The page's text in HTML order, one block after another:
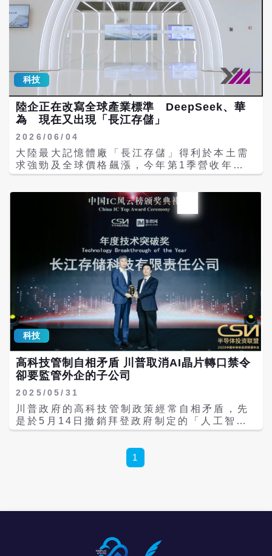
國形成依賴。 《金融時報》日前披露，蘋果正
測試長鑫存儲生產的記憶體晶片，規劃用於中
國市場銷售的裝置，並牽頭遊說華府，希望放
寬使用長鑫存儲產品的限制。知情人士指出，
蘋果執行長庫克（Tim Cook）更親自向美國
財政部長貝森特（Scott Bessent）等川普政
府官員尋求支持，希望降低與長鑫存儲、長江
存儲合作可能引發的政治風險。不過，目前雙
方仍在磋商，尚未達成最終採購協議。 五角大
廈今年稍早已將長鑫存儲列入「中國軍事企
業」（Chinese Military Companies）黑
名單。雖然這項名單並未禁止蘋果採購長鑫存
儲晶片，但將大幅提高相關合作的政治風險。
穆勒納爾等人致函商務部長盧特尼克
（Howard Lutnick）指出，依賴中國記憶體
安全造成不可接受的風險」。 根據《金融時
報》取得的信函內容，穆勒納爾表示：「中國
主要記憶體製造商皆與中國軍方關係密切，美
國企業每採購一次中國記憶體晶片，就是直接
資助人民解放軍發展這項關鍵的軍民兩用技
術。」 議員們表示，在全球動態隨機存取記憶
體（DRAM）供應吃緊之際，蘋果等美國企業
轉向中國半導體廠商採購記憶體晶片令人憂
心，並建議川普政府與日本、南韓及歐盟協調
採取一致行動，阻止長鑫存儲及長江存儲趁機
打入盟邦供應鏈。 穆勒納爾強調，一旦允許美
企採購長鑫存儲及長江存儲的記憶體晶片，不
僅將永久削弱西方記憶體產能，更可能在AI逐
漸成為美國軍事與經濟競爭核心之際，形成對
中國的「戰略依賴」。 此前據彭博報導，雖然
蘋果無須取得美國政府正式批准即可採購長鑫
存儲或長江存儲的晶片，但在當前中美科技競
爭持續升溫下，此舉恐引發華府國安鷹派強烈
反彈。川普政府部分官員已公開反對蘋果將兩
家中國晶片廠納入供應鏈。 6月25日，蘋果宣
克當時表示，全球記憶體晶片供應吃緊、原物
料成本大幅上升，是此次漲價的主要原因。 不
元，漲幅遠高於成本增加，引發外界質疑蘋果
藉機擴大利潤。
科技
陸企正在改寫全球產業標準 DeepSeek、華
為 現在又出現「長江存儲」
2026/06/04
大陸最大記憶體廠「長江存儲」得利於本土需
求強勁及全球價格飆漲，今年第1季營收年增
近445%，全球市占從去年同期的8%提升至
（Micron）、晟碟（SanDisk）爭搶全球第
三的寶座。長江存儲最引人注目的是其自主研
發的Xtacking架構能繞西方國家的技術封鎖，
具備從設計到量產的完整產業鏈，就像
DeepSeek和華為。 據國際調研機構
Counterpoint的報告，全球記憶體市占，三
星以29%穩居第一，第二名為SK海力士，市
占18%；長江存儲成為今年第1季記憶體市場
表現最亮眼的廠商，在中國本土廠商需求強勁
以及供應緊張推動價格上漲的雙重驅動下，長
江存儲營收年增近445%，市場份額從去年同
期的8%提升至本季度的13%。
Counterpoint進一步指出，長江存儲正計畫
在中國籌備首次公開募股（IPO），發展路徑
與此前的長鑫存儲類似，若成功上市，長江存
儲有望獲得更充足的資金注入，同時進一步提
升市場公信力和品牌影響力。 Counterpoint
Research 研究總監MS Hwang表示，如果
長江存儲能通過此次IPO獲得額外資金支援，
公司將具備進一步擴大產能和業務規模的能
和美光，進一步擴大領先優勢，成為全球第三
大NAND存儲廠商。 然而，就像DeepSeek
業模式使其能夠將技術研發、生產製造、封裝
科技
高科技管制自相矛盾 川普取消AI晶片轉口禁令
卻要監管外企的子公司
2025/05/31
川普政府的高科技管制政策經常自相矛盾，先
是於5月14日撤銷拜登政府制定的「人工智慧
擴散規則」(AI Diffusion Rule)，取消美製
又將推出管制高科技出口的新規，開始監管受
美國制裁的科技公司利用子公司逃避管制。據
交易時，必須先獲得美國政府許可，以防止被
1